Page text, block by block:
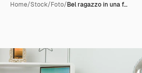
Home/Stock/Foto/Bel ragazzo in una f…